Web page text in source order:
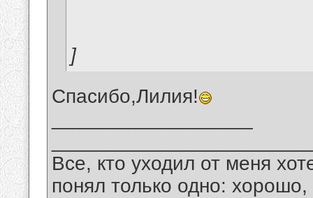
]
Спасибо,Лилия!
Все, кто уходил от меня
понял только одно: